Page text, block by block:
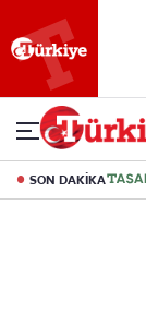
SON DAKİKA